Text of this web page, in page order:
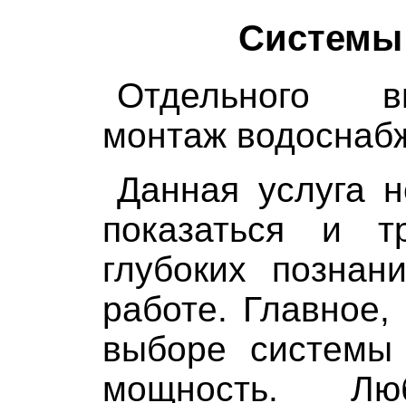
Системы
Отдельного
монтаж
Данная услуга
показаться и
глубоких
работе. Главное,
выборе
мощность.